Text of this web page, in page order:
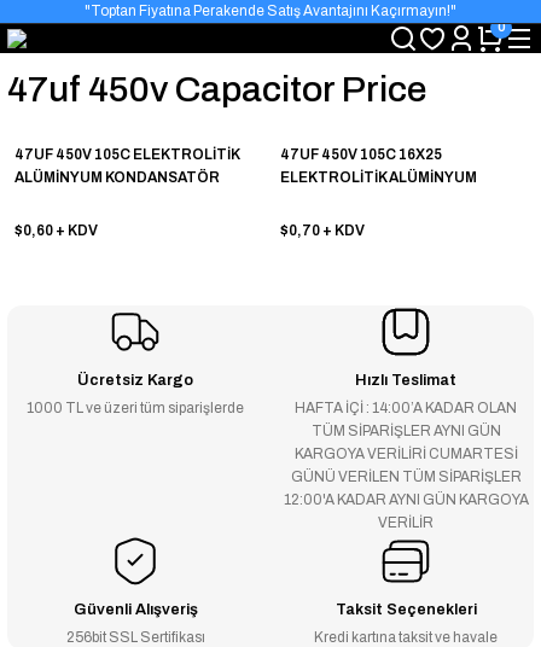
"Toptan Fiyatına Perakende Satış Avantajını Kaçırmayın!"
"Üyelere Özel: Stok Önceliği ve Proje Fiyatları."
0
47uf 450v Capacitor Price
47UF 450V 105C ELEKTROLİTİK
ALÜMİNYUM KONDANSATÖR
$0,60 + KDV
47UF 450V 105C 16X25
ELEKTROLİTİK ALÜMİNYUM
$0,70 + KDV
Ücretsiz Kargo
1000 TL ve üzeri tüm siparişlerde
Hızlı Teslimat
HAFTA İÇİ : 14:00’A KADAR OLAN
TÜM SİPARİŞLER AYNI GÜN
KARGOYA VERİLİRİ CUMARTESİ
GÜNÜ VERİLEN TÜM SİPARİŞLER
12:00'A KADAR AYNI GÜN KARGOYA
VERİLİR
Güvenli Alışveriş
256bit SSL Sertifikası
Taksit Seçenekleri
Kredi kartına taksit ve havale